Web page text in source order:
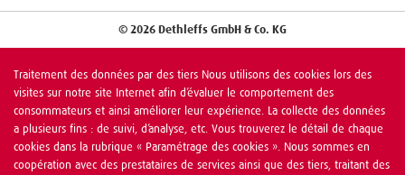
© 2026 Dethleffs GmbH & Co. KG
Traitement des données par des tiers Nous utilisons des cookies lors des
visites sur notre site Internet afin d’évaluer le comportement des
consommateurs et ainsi améliorer leur expérience. La collecte des données
a plusieurs fins : de suivi, d’analyse, etc. Vous trouverez le détail de chaque
cookies dans la rubrique « Paramétrage des cookies ». Nous sommes en
coopération avec des prestataires de services ainsi que des tiers, traitant des